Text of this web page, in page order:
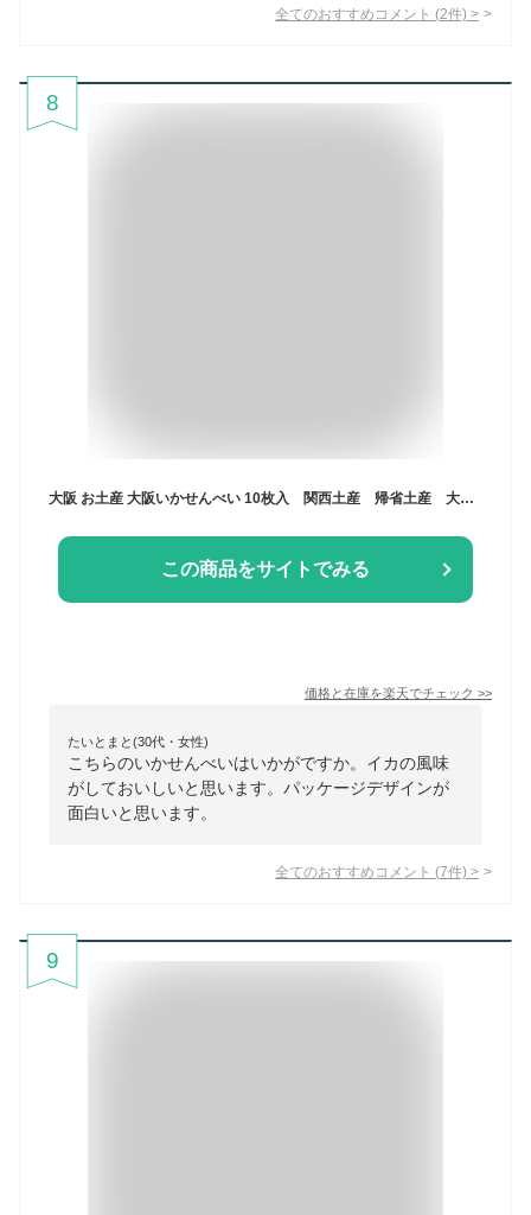
全てのおすすめコメント (2件) >
8
大阪 お土産 大阪いかせんべい 10枚入 関西土産 帰省土産 大阪 土産 手土産 お中元 御中元 お歳暮 御歳暮
この商品をサイトでみる
価格と在庫を楽天でチェック >>
たいとまと(30代・女性)
こちらのいかせんべいはいかがですか。イカの風味
がしておいしいと思います。パッケージデザインが
面白いと思います。
全てのおすすめコメント (7件) >
9